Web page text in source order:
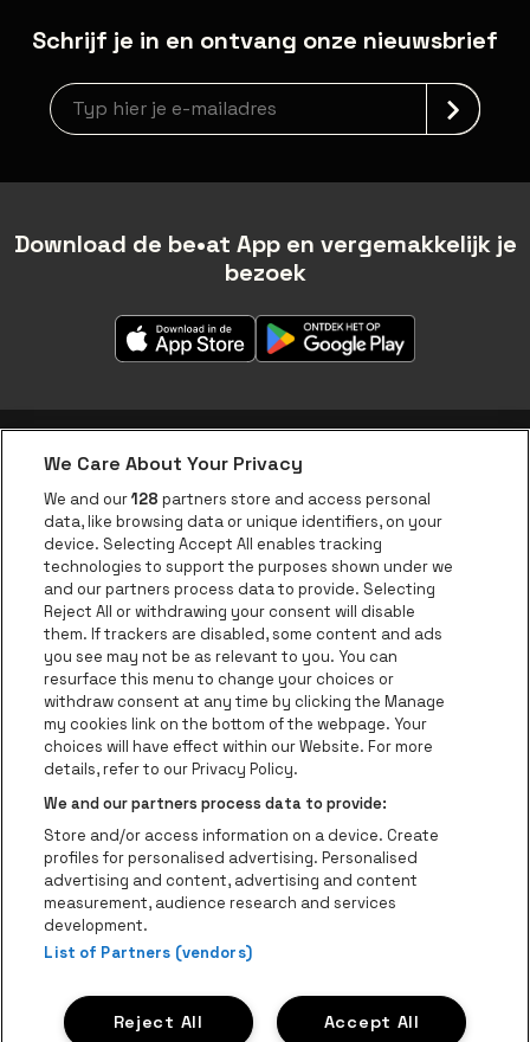
Schrijf je in en ontvang onze nieuwsbrief
Nieuwsbrief aanmelding
Download de be•at App en vergemakkelijk je
bezoek
be•at app
be•at Corporate
be•at Business
Groepen
Helpcenter
Contact
Instagram
Facebook
Threads
TiktokYoutube
Be•at Tickets is een deel van be•at
be•at Tickets
Schijnpoortweg 119, 2170 Antwerpen
Be-At Venues
Schijnpoortweg 119, 2170 Antwerpen
BTW (BE) 0461.051.688 - RPR Antwerpen
BNP Paribas Fortis - IBAN: BE93 2200 4925 0067 - BIC:
GEBABEBB
We Care About Your Privacy
We and our128 partners store and access personal
data, like browsing data or unique identifiers, on your
device. Selecting Accept All enables tracking
technologies to support the purposes shown under we
and our partners process data to provide. Selecting
Reject All or withdrawing your consent will disable
them. If trackers are disabled, some content and ads
you see may not be as relevant to you. You can
resurface this menu to change your choices or
withdraw consent at any time by clicking the Manage
my cookies link on the bottom of the webpage. Your
choices will have effect within our Website. For more
details, refer to our Privacy Policy.
We and our partners process data to provide:
Store and/or access information on a device. Create
profiles for personalised advertising. Personalised
advertising and content, advertising and content
measurement, audience research and services
development.
List of Partners (vendors)
Accept All
Reject All